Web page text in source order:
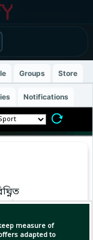
measure of
adapted to
Groups Store
Notifications